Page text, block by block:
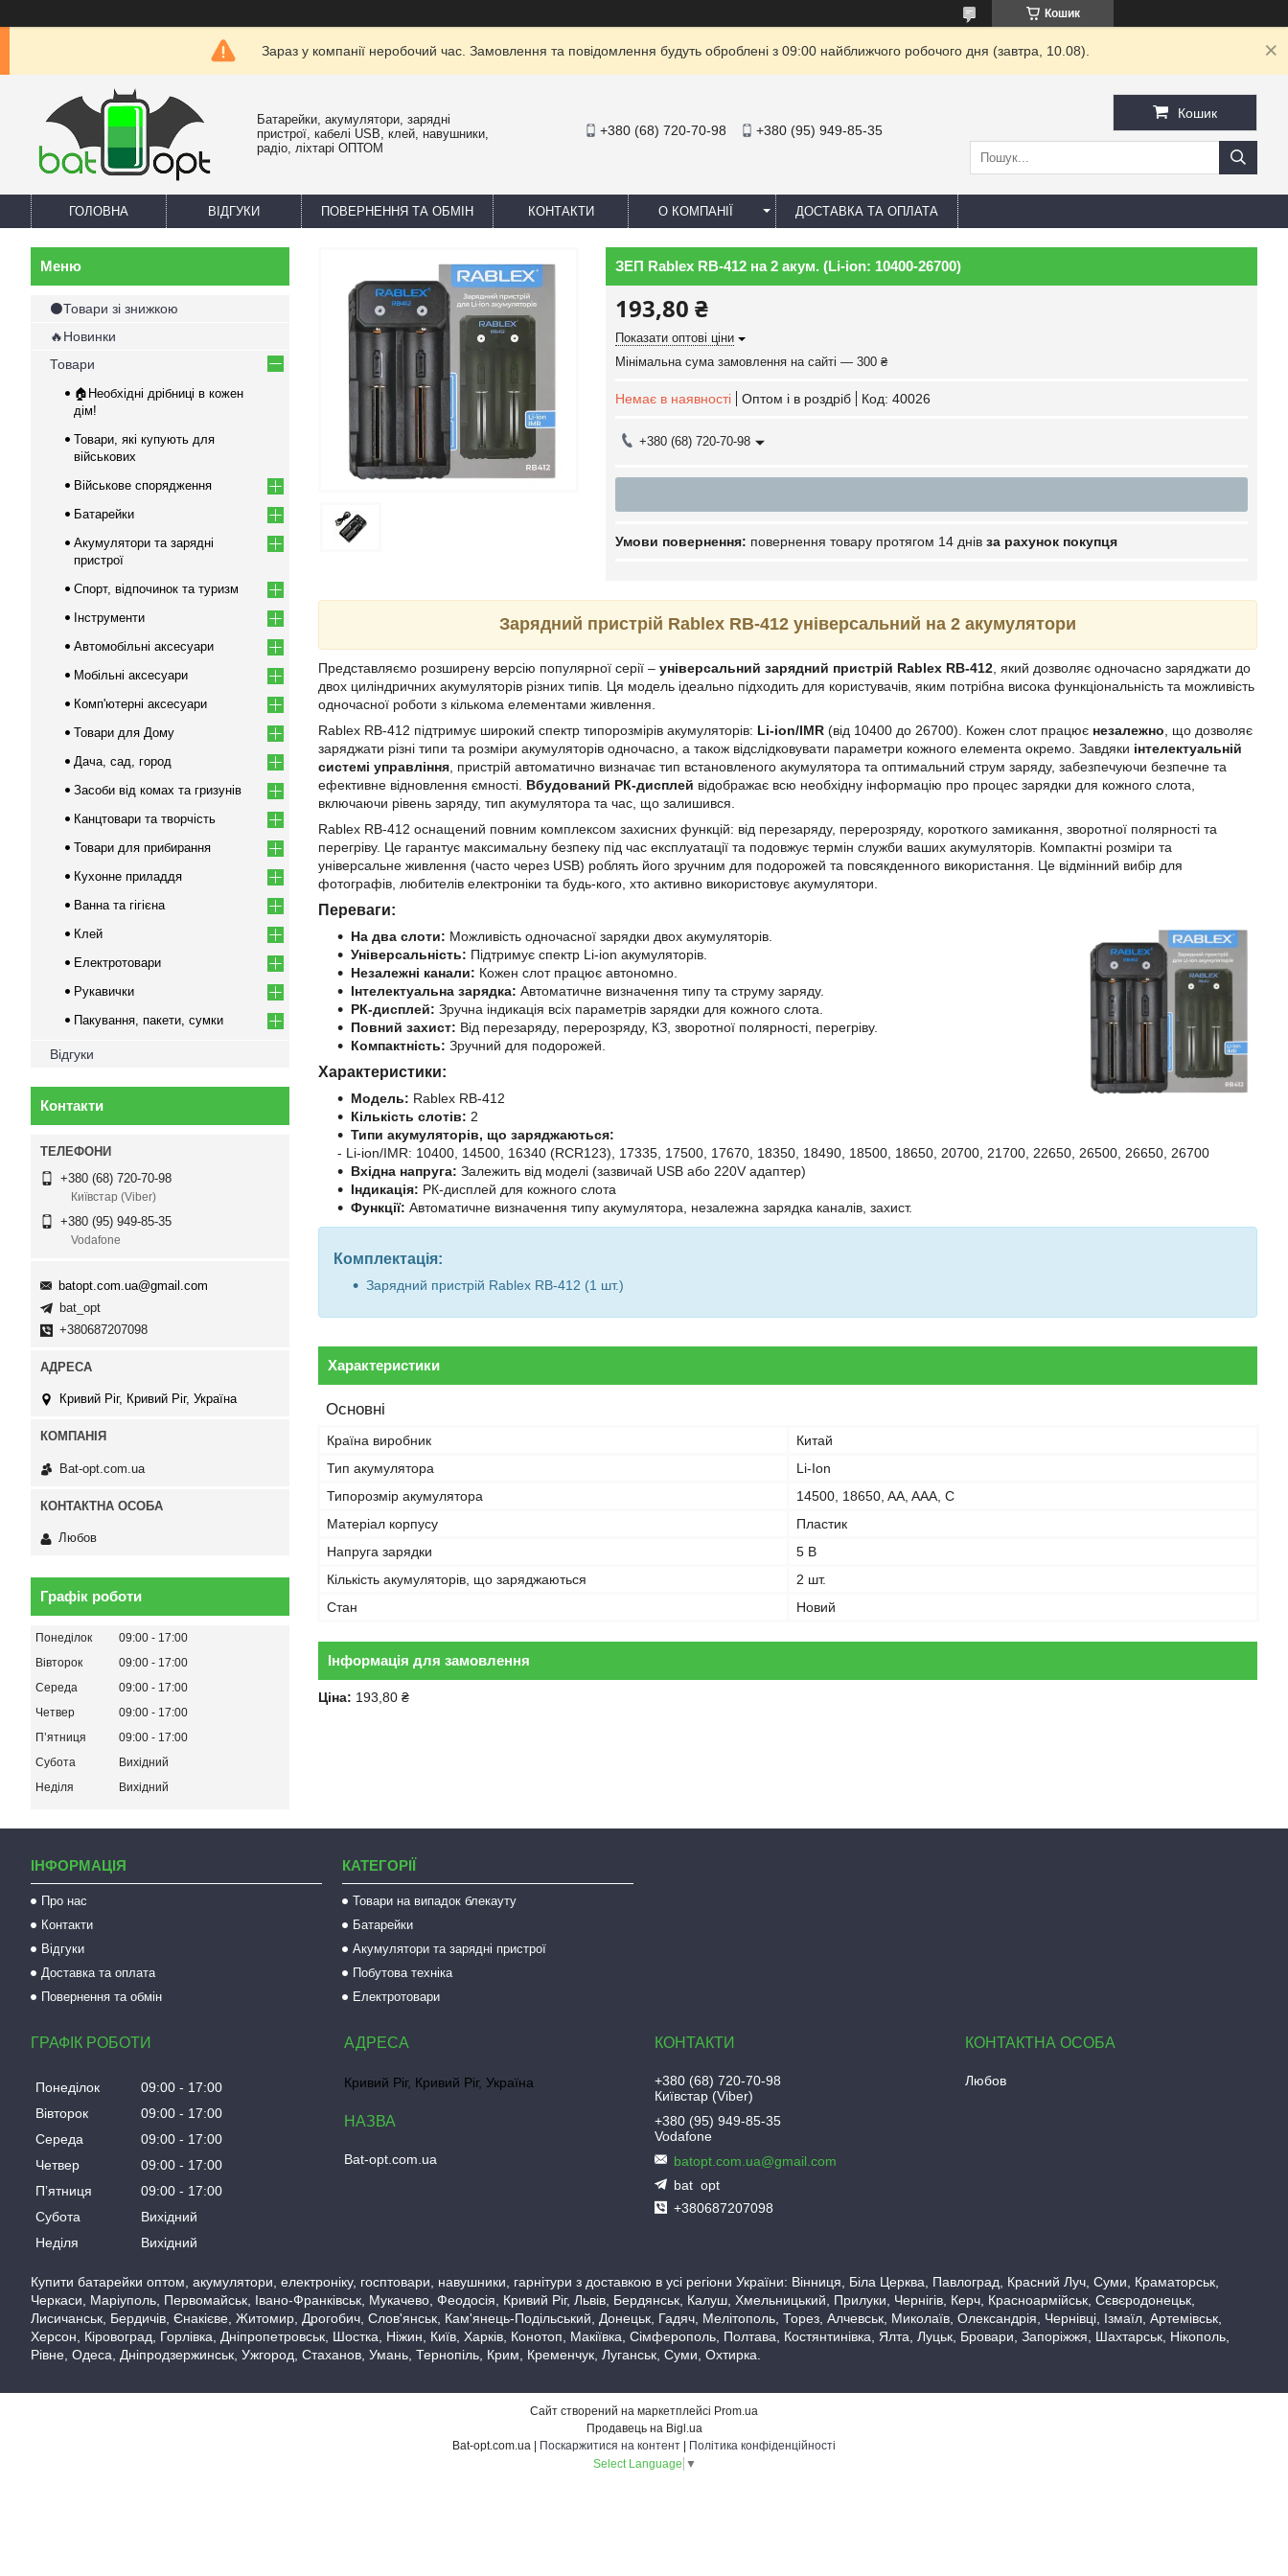
Кошик
Зараз у компанії неробочий час. Замовлення та повідомлення будуть оброблені з 09:00 найближчого робочого дня (завтра, 10.08).
Батарейки, акумулятори, зарядні
пристрої, кабелі USB, клей, навушники,
радіо, ліхтарі ОПТОМ
+380 (68) 720-70-98 +380 (95) 949-85-35
Кошик
ГОЛОВНА ВІДГУКИ ПОВЕРНЕННЯ ТА ОБМІН КОНТАКТИ О КОМПАНІЇ ДОСТАВКА ТА ОПЛАТА
ЗЕП Rablex RB-412 на 2 акум. (Li-ion: 10400-26700)
193,80 ₴
Показати оптові ціни
Мінімальна сума замовлення на сайті — 300 ₴
Немає в наявності Оптом і в роздріб Код: 40026
+380 (68) 720-70-98
повернення товару протягом 14 днів за рахунок покупця
Зарядний пристрій Rablex RB-412 універсальний на 2 акумулятори
Представляємо розширену версію популярної серії – універсальний зарядний пристрій Rablex RB-412 , який дозволяє одночасно заряджати до
двох циліндричних акумуляторів різних типів. Ця модель ідеально підходить для користувачів, яким потрібна висока функціональність та можливість
одночасної роботи з кількома елементами живлення.
Rablex RB-412 підтримує широкий спектр типорозмірів акумуляторів: Li-ion/IMR (від 10400 до 26700). Кожен слот працює незалежно , що дозволяє
заряджати різні типи та розміри акумуляторів одночасно, а також відслідковувати параметри кожного елемента окремо. Завдяки інтелектуальній
системі управління , пристрій автоматично визначає тип встановленого акумулятора та оптимальний струм заряду, забезпечуючи безпечне та
ефективне відновлення ємності. Вбудований РК-дисплей відображає всю необхідну інформацію про процес зарядки для кожного слота,
включаючи рівень заряду, тип акумулятора та час, що залишився.
Rablex RB-412 оснащений повним комплексом захисних функцій: від перезаряду, перерозряду, короткого замикання, зворотної полярності та
перегріву. Це гарантує максимальну безпеку під час експлуатації та подовжує термін служби ваших акумуляторів. Компактні розміри та
універсальне живлення (часто через USB) роблять його зручним для подорожей та повсякденного використання. Це відмінний вибір для
фотографів, любителів електроніки та будь-кого, хто активно використовує акумулятори.
Переваги:
На два слоти: Можливість одночасної зарядки двох акумуляторів.
Універсальність: Підтримує спектр Li-ion акумуляторів.
Незалежні канали: Кожен слот працює автономно.
Інтелектуальна зарядка: Автоматичне визначення типу та струму заряду.
РК-дисплей: Зручна індикація всіх параметрів зарядки для кожного слота.
Повний захист: Від перезаряду, перерозряду, КЗ, зворотної полярності, перегріву.
Компактність: Зручний для подорожей.
Характеристики:
Модель: Rablex RB-412
Кількість слотів: 2
Типи акумуляторів, що заряджаються:
- Li-ion/IMR: 10400, 14500, 16340 (RCR123), 17335, 17500, 17670, 18350, 18490, 18500, 18650, 20700, 21700, 22650, 26500, 26650, 26700
Вхідна напруга: Залежить від моделі (зазвичай USB або 220V адаптер)
Індикація: РК-дисплей для кожного слота
Функції: Автоматичне визначення типу акумулятора, незалежна зарядка каналів, захист.
Комплектація:
Зарядний пристрій Rablex RB-412 (1 шт.)
Характеристики
Основні
Країна виробник
Китай
Тип акумулятора
Li-Ion
Типорозмір акумулятора
14500, 18650, AA, AAA, C
Матеріал корпусу
Пластик
Напруга зарядки
5 В
Кількість акумуляторів, що заряджаються
2 шт.
Стан
Новий
Інформація для замовлення
Ціна: 193,80 ₴
⚫Товари зі знижкою
🔥Новинки
Товари
🏠Необхідні дрібниці в кожен
дім!
Товари, які купують для
військових
Військове спорядження
Батарейки
Акумулятори та зарядні
пристрої
Спорт, відпочинок та туризм
Інструменти
Автомобільні аксесуари
Мобільні аксесуари
Комп'ютерні аксесуари
Товари для Дому
Дача, сад, город
Засоби від комах та гризунів
Канцтовари та творчість
Товари для прибирання
Кухонне приладдя
Ванна та гігієна
Клей
Електротовари
Рукавички
Пакування, пакети, сумки
Відгуки
Контакти
+380 (68) 720-70-98
Київстар (Viber)
+380 (95) 949-85-35
Vodafone
batopt.com.ua@gmail.com
bat_opt
+380687207098
Кривий Ріг, Кривий Ріг, Україна
Bat-opt.com.ua
Любов
Графік роботи
Понеділок 09:00
17:00
Вівторок
09:00
17:00
Середа
09:00
17:00
Четвер
09:00
17:00
Пʼятниця
09:00
17:00
Субота
Вихідний
Неділя
Вихідний
ІНФОРМАЦІЯ
Про нас
Контакти
Відгуки
Доставка та оплата
Повернення та обмін
КАТЕГОРІЇ
Товари на випадок блекауту
Батарейки
Акумулятори та зарядні пристрої
Побутова техніка
Електротовари
ГРАФІК РОБОТИ
Понеділок 09:00
17:00
Вівторок
09:00
17:00
Середа
09:00
17:00
Четвер
09:00
17:00
Пʼятниця
09:00
17:00
Субота
Вихідний
Неділя
Вихідний
Кривий Ріг, Кривий Ріг, Україна
Bat-opt.com.ua
+380 (68) 720-70-98
Київстар (Viber)
+380 (95) 949-85-35
Vodafone
batopt.com.ua@gmail.com
bat_opt
+380687207098
Любов
Купити батарейки оптом, акумулятори, електроніку, госптовари, навушники, гарнітури з доставкою в усі регіони України: Вінниця, Біла Церква, Павлоград, Красний Луч, Суми, Краматорськ,
Черкаси, Маріуполь, Первомайськ, Івано-Франківськ, Мукачево, Феодосія, Кривий Ріг, Львів, Бердянськ, Калуш, Хмельницький, Прилуки, Чернігів, Керч, Красноармійськ, Сєвєродонецьк,
Лисичанськ, Бердичів, Єнакієве, Житомир, Дрогобич, Слов'янськ, Кам'янець-Подільський, Донецьк, Гадяч, Мелітополь, Торез, Алчевськ, Миколаїв, Олександрія, Чернівці, Ізмаїл, Артемівськ,
Херсон, Кіровоград, Горлівка, Дніпропетровськ, Шостка, Ніжин, Київ, Харків, Конотоп, Макіївка, Сімферополь, Полтава, Костянтинівка, Ялта, Луцьк, Бровари, Запоріжжя, Шахтарськ, Нікополь,
Рівне, Одеса, Дніпродзержинськ, Ужгород, Стаханов, Умань, Тернопіль, Крим, Кременчук, Луганськ, Суми, Охтирка.
Сайт створений на маркетплейсі Prom.ua
Продавець на Bigl.ua
Поскаржитися на контент
Політика конфіденційності
Select Language ▼